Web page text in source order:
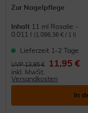
Zur Nagelpflege
Inhalt 11 ml Rosalie -
0.011 l
(1.086,36 € / 1 l)
Lieferzeit 1-2 Tage
UVP 13,95 € 11,95 €
inkl. MwSt.
Versandkosten
In